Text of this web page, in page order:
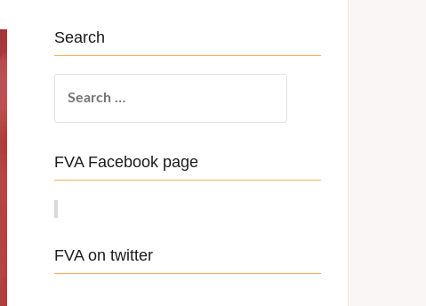
Search
f
r
FVA Facebook page
FVA on twitter